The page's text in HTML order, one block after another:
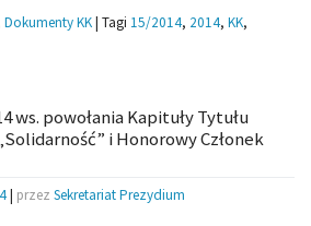
Dokumenty KK| Tagi 15/2014, 2014, KK,
ws. powołania Kapituły Tytułu
i Honorowy Członek
| przez Sekretariat Prezydium